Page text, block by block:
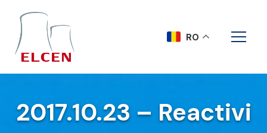
2017.10.23 – Reactivi
RO